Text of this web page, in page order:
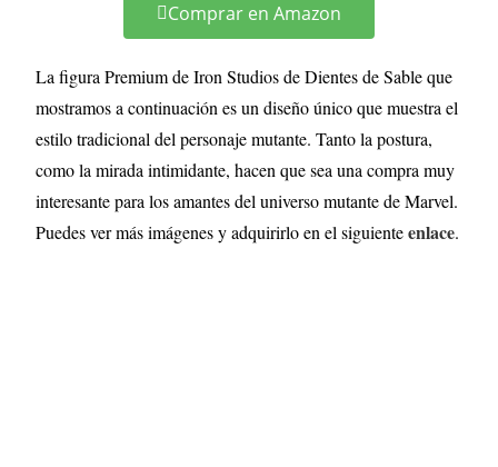
Comprar en Amazon
La figura Premium de Iron Studios de Dientes de Sable que
mostramos a continuación es un diseño único que muestra el
estilo tradicional del personaje mutante. Tanto la postura,
como la mirada intimidante, hacen que sea una compra muy
interesante para los amantes del universo mutante de Marvel.
Puedes ver más imágenes y adquirirlo en el siguienteenlace.